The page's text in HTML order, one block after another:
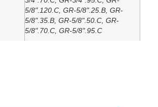
5/8".120.C, GR-5/8".25.B, GR-
5/8".35.B, GR-5/8".50.C, GR-
5/8".70.C, GR-5/8".95.C